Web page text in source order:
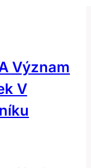
Význam
V